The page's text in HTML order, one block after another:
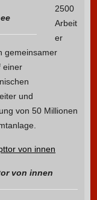
2500
Arbeit
er
gemeinsamer
einer
und
von 50 Millionen
von innen